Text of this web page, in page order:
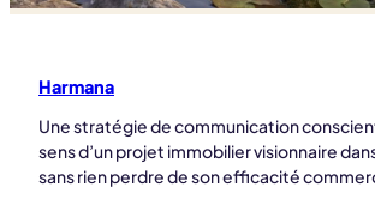
Harmana
Une stratégie de communication
sens d’un projet immobilier visionnaire
sans rien perdre de son efficacité